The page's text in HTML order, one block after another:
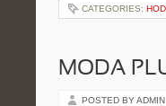
CATEGORIES:
MODA
POSTED BY ADMIN